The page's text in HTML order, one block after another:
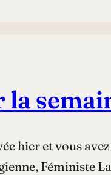
la
hier et vous
Féministe